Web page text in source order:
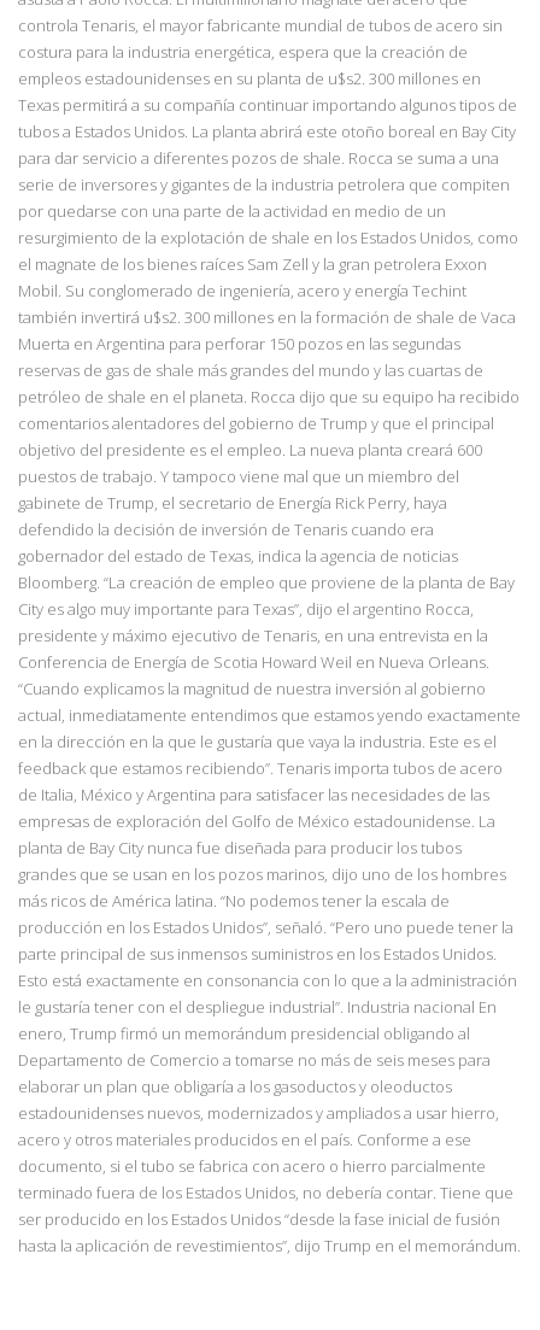
controla Tenaris, el mayor fabricante mundial de tubos de acero sin
costura para la industria energética, espera que la creación de
empleos estadounidenses en su planta de u$s2. 300 millones en
Texas permitirá a su compañía continuar importando algunos tipos de
tubos a Estados Unidos. La planta abrirá este otoño boreal en Bay City
para dar servicio a diferentes pozos de shale. Rocca se suma a una
serie de inversores y gigantes de la industria petrolera que compiten
por quedarse con una parte de la actividad en medio de un
resurgimiento de la explotación de shale en los Estados Unidos, como
el magnate de los bienes raíces Sam Zell y la gran petrolera Exxon
Mobil. Su conglomerado de ingeniería, acero y energía Techint
también invertirá u$s2. 300 millones en la formación de shale de Vaca
Muerta en Argentina para perforar 150 pozos en las segundas
reservas de gas de shale más grandes del mundo y las cuartas de
petróleo de shale en el planeta. Rocca dijo que su equipo ha recibido
comentarios alentadores del gobierno de Trump y que el principal
objetivo del presidente es el empleo. La nueva planta creará 600
puestos de trabajo. Y tampoco viene mal que un miembro del
gabinete de Trump, el secretario de Energía Rick Perry, haya
defendido la decisión de inversión de Tenaris cuando era
gobernador del estado de Texas, indica la agencia de noticias
Bloomberg. “La creación de empleo que proviene de la planta de Bay
City es algo muy importante para Texas”, dijo el argentino Rocca,
presidente y máximo ejecutivo de Tenaris, en una entrevista en la
Conferencia de Energía de Scotia Howard Weil en Nueva Orleans.
“Cuando explicamos la magnitud de nuestra inversión al gobierno
actual, inmediatamente entendimos que estamos yendo exactamente
en la dirección en la que le gustaría que vaya la industria. Este es el
feedback que estamos recibiendo”. Tenaris importa tubos de acero
de Italia, México y Argentina para satisfacer las necesidades de las
empresas de exploración del Golfo de México estadounidense. La
planta de Bay City nunca fue diseñada para producir los tubos
grandes que se usan en los pozos marinos, dijo uno de los hombres
más ricos de América latina. “No podemos tener la escala de
producción en los Estados Unidos”, señaló. “Pero uno puede tener la
parte principal de sus inmensos suministros en los Estados Unidos.
Esto está exactamente en consonancia con lo que a la administración
le gustaría tener con el despliegue industrial”. Industria nacional En
enero, Trump firmó un memorándum presidencial obligando al
Departamento de Comercio a tomarse no más de seis meses para
elaborar un plan que obligaría a los gasoductos y oleoductos
estadounidenses nuevos, modernizados y ampliados a usar hierro,
acero y otros materiales producidos en el país. Conforme a ese
documento, si el tubo se fabrica con acero o hierro parcialmente
terminado fuera de los Estados Unidos, no debería contar. Tiene que
ser producido en los Estados Unidos “desde la fase inicial de fusión
hasta la aplicación de revestimientos”, dijo Trump en el memorándum.